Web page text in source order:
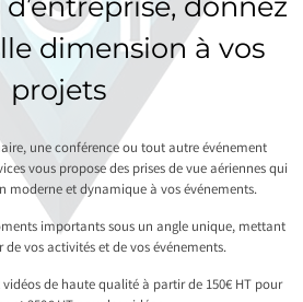
dimension à vos
projets
une conférence ou tout autre événement
vous propose des prises de vue aériennes qui
moderne et dynamique à vos événements.
importants sous un angle unique, mettant
de vos activités et de vos événements.
de haute qualité à partir de 150€ HT pour